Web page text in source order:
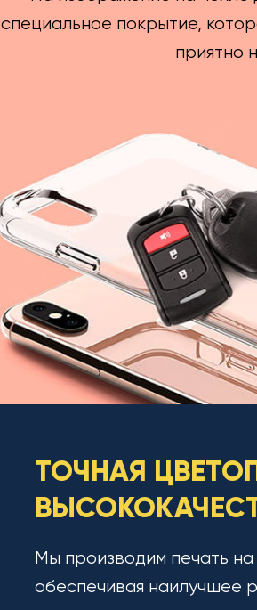
специальное покрытие,
приятно
ТОЧНАЯ
Мы производим печать
обеспечивая наилучшее